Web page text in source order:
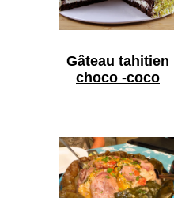
Gâteau tahitien
choco -coco